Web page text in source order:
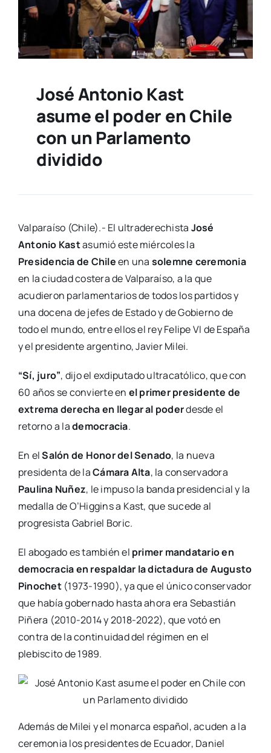
José Antonio Kast
asume el poder en Chile
con un Parlamento
dividido
Valparaíso (Chile).- El ultraderechista José
Antonio Kastasumió este miércoles la
Presidencia de Chileen una solemne ceremonia
en la ciudad costera de Valparaíso, a la que
acudieron parlamentarios de todos los partidos y
una docena de jefes de Estado y de Gobierno de
todo el mundo, entre ellos el rey Felipe VI de España
y el presidente argentino, Javier Milei.
“Sí, juro”, dijo el exdiputado ultracatólico, que con
60 años se convierte en el primer presidente de
extrema derecha en llegar al poderdesde el
retorno a lademocracia.
En elSalón de Honor del Senado, la nueva
presidenta de laCámara Alta, la conservadora
Paulina Nuñez, le impuso la banda presidencial y la
medalla de O’Higgins a Kast, que sucede al
progresista Gabriel Boric.
El abogado es también el primer mandatario en
democracia en respaldar la dictadura de Augusto
Pinochet(1973-1990), ya que el único conservador
que había gobernado hasta ahora era Sebastián
Piñera (2010-2014 y 2018-2022), que votó en
contra de la continuidad del régimen en el
plebiscito de 1989.
Además de Milei y el monarca español, acuden a la
ceremonia los presidentes de Ecuador, Daniel